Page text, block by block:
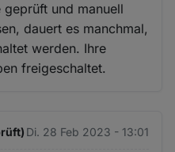
geprüft und manuell
dauert es manchmal,
werden. Ihre
freigeschaltet.
Di. 28 Feb 2023 - 13:01